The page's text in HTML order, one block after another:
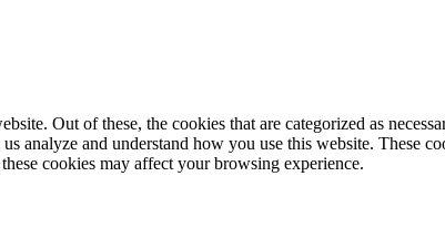
Out of these, the cookies that are categorized as
analyze and understand how you use this website. These
cookies may affect your browsing experience.